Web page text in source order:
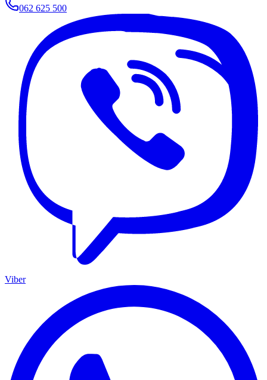
062 625 500
Viber